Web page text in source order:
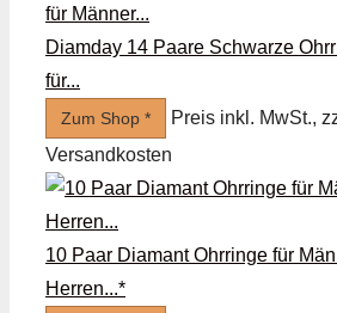
Diamday 14 Paare Schwarze
für...
Zum Shop *
Preis inkl. MwSt.,
Versandkosten
10 Paar Diamant Ohrringe für
Herren...*